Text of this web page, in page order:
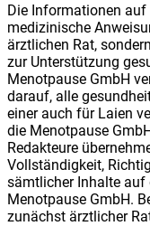
Die Informationen auf
medizinische
ärztlichen Rat,
zur Unterstützung
Menotpause GmbH
darauf, alle
einer auch für Laien
die Menotpause
Redakteure
Vollständigkeit,
sämtlicher Inhalte auf
Menotpause GmbH.
zunächst ärztlicher